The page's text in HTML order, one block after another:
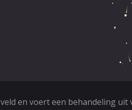
en voert een behandeling uit